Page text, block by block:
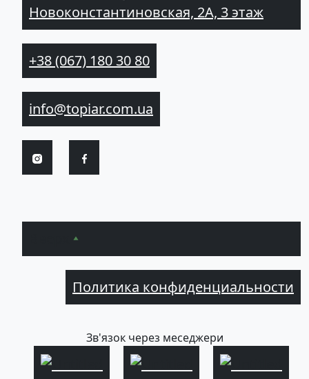
Новоконстантиновская, 2А, 3 этаж
+38 (067) 180 30 80
info@topiar.com.ua
Политика конфиденциальности
Зв'язок через меседжери